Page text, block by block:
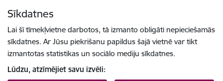
Sīkdatnes
Lai šī tīmekļvietne darbotos, tā izmanto obligāti nepieciešamās
sīkdatnes. Ar Jūsu piekrišanu papildus šajā vietnē var tikt
izmantotas statistikas un sociālo mediju sīkdatnes.
Lūdzu, atzīmējiet savu izvēli: